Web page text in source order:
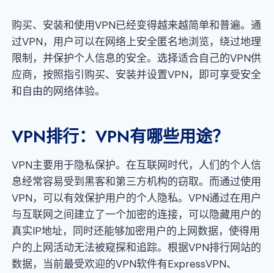
购买、安装和使用VPN已经变得越来越简单和普遍。通
过VPN，用户可以在网络上安全匿名地浏览，绕过地理
限制，并保护个人信息的安全。选择适合自己的VPN供
应商，按照指引购买、安装并设置VPN，即可享受安全
和自由的网络体验。
VPN排行：VPN有哪些用途？
VPN主要用于隐私保护。在互联网时代，人们的个人信
息经常容易受到黑客和第三方机构的窃取。而通过使用
VPN，可以有效保护用户的个人隐私。VPN通过在用户
与互联网之间建立了一个加密的连接，可以隐藏用户的
真实IP地址，同时还能够加密用户的上网数据，使得用
户的上网活动无法被窥探和追踪。根据VPN排行网站的
数据，当前最受欢迎的VPN软件有ExpressVPN、